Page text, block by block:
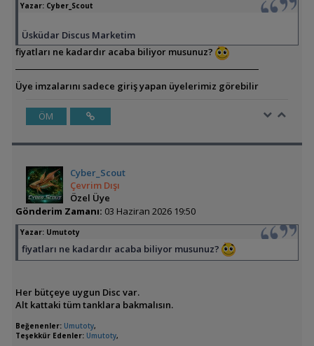
Yazar: Cyber_Scout
Üsküdar Discus Marketim
fiyatları ne kadardır acaba biliyor musunuz?
Üye imzalarını sadece giriş yapan üyelerimiz görebilir
ÖM
Cyber_Scout
Çevrim Dışı
Özel Üye
Gönderim Zamanı: 03 Haziran 2026 19:50
Yazar: Umutoty
fiyatları ne kadardır acaba biliyor musunuz?
Her bütçeye uygun Disc var.
Alt kattaki tüm tanklara bakmalısın.
Beğenenler: Umutoty,
Teşekkür Edenler: Umutoty,